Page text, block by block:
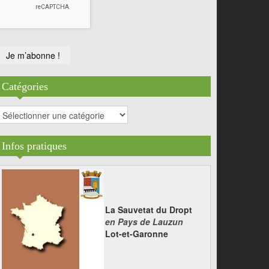
Catégories
Infos pratiques
La Sauvetat du Dropt
en Pays de Lauzun
Lot-et-Garonne